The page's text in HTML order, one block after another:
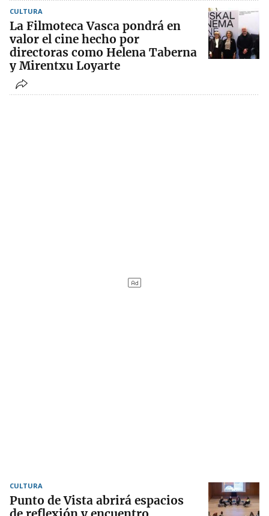
CULTURA
La Filmoteca Vasca pondrá en
valor el cine hecho por
directoras como Helena Taberna
y Mirentxu Loyarte
CULTURA
Punto de Vista abrirá espacios